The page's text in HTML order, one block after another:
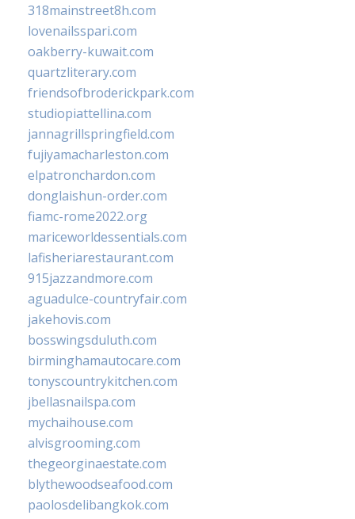
318mainstreet8h.com
lovenailsspari.com
oakberry-kuwait.com
quartzliterary.com
friendsofbroderickpark.com
studiopiattellina.com
jannagrillspringfield.com
fujiyamacharleston.com
elpatronchardon.com
donglaishun-order.com
fiamc-rome2022.org
mariceworldessentials.com
lafisheriarestaurant.com
915jazzandmore.com
aguadulce-countryfair.com
jakehovis.com
bosswingsduluth.com
birminghamautocare.com
tonyscountrykitchen.com
jbellasnailspa.com
mychaihouse.com
alvisgrooming.com
thegeorginaestate.com
blythewoodseafood.com
paolosdelibangkok.com